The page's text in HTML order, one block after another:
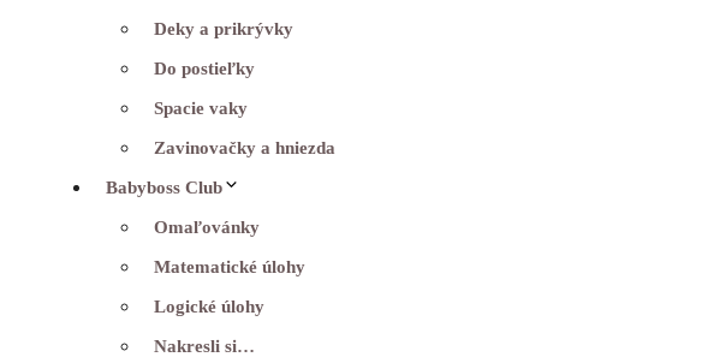
Deky a prikrývky
Do postieľky
Spacie vaky
Zavinovačky a hniezda
Babyboss Club
Omaľovánky
Matematické úlohy
Logické úlohy
Nakresli si…